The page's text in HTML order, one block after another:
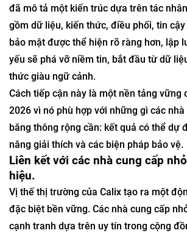
đã mô tả một kiến ​​trúc dựa trên tác
gồm dữ liệu, kiến ​​thức, điều phối, tin
bảo mật được thể hiện rõ ràng hơn, lập
yếu sẽ phá vỡ niềm tin, bắt đầu từ dữ
thức giàu ngữ cảnh.
Cách tiếp cận này là một nền tảng vững
2026 vì nó phù hợp với những gì các
băng thông rộng cần: kết quả có thể dự
năng giải thích và các biện pháp bảo vệ.
Liên kết với các nhà cung cấp
hiệu.
Vị thế thị trường của Calix tạo ra một
đặc biệt bền vững. Các nhà cung cấp
cạnh tranh dựa trên uy tín trong cộng